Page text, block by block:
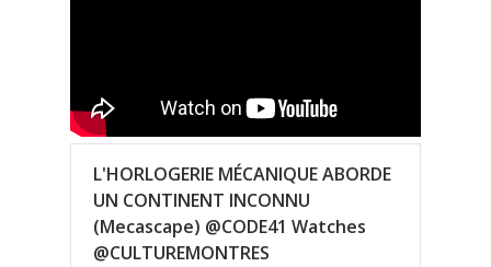
L'HORLOGERIE MÉCANIQUE ABORDE
UN CONTINENT INCONNU
(Mecascape) @CODE41 Watches
@CULTUREMONTRES